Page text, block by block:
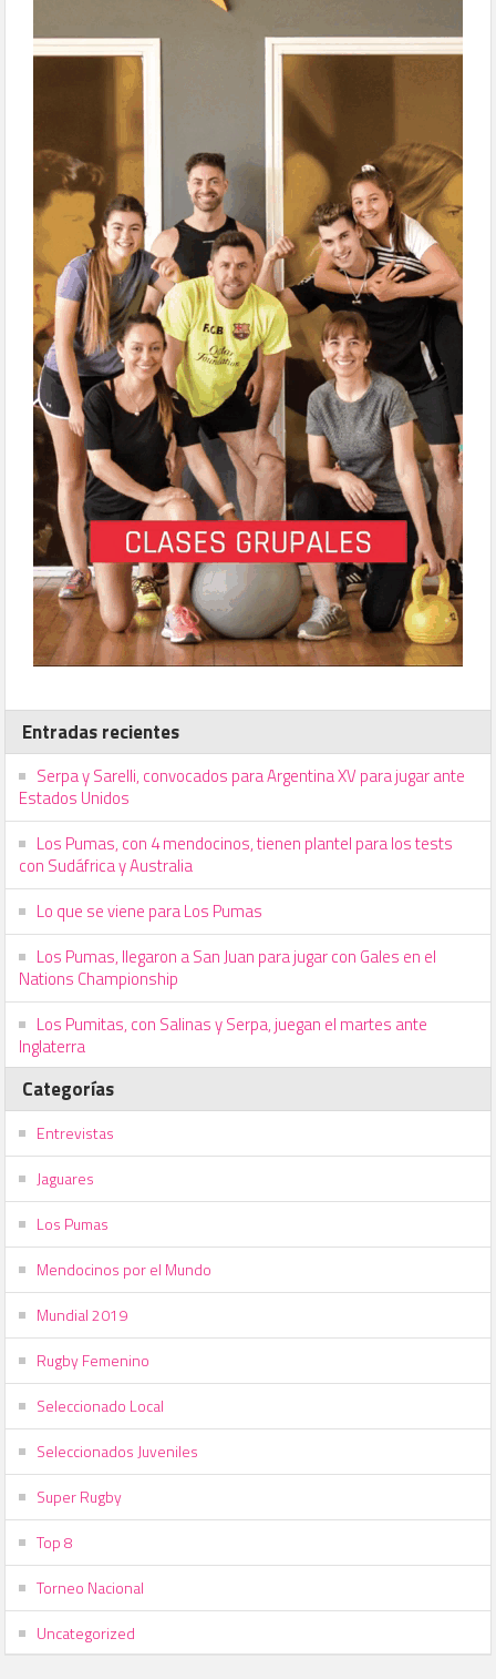
Entradas recientes
Serpa y Sarelli, convocados para Argentina XV para jugar ante
Estados Unidos
Los Pumas, con 4 mendocinos, tienen plantel para los tests
con Sudáfrica y Australia
Lo que se viene para Los Pumas
Los Pumas, llegaron a San Juan para jugar con Gales en el
Nations Championship
Los Pumitas, con Salinas y Serpa, juegan el martes ante
Inglaterra
Categorías
Entrevistas
Jaguares
Los Pumas
Mendocinos por el Mundo
Mundial 2019
Rugby Femenino
Seleccionado Local
Seleccionados Juveniles
Super Rugby
Top 8
Torneo Nacional
Uncategorized